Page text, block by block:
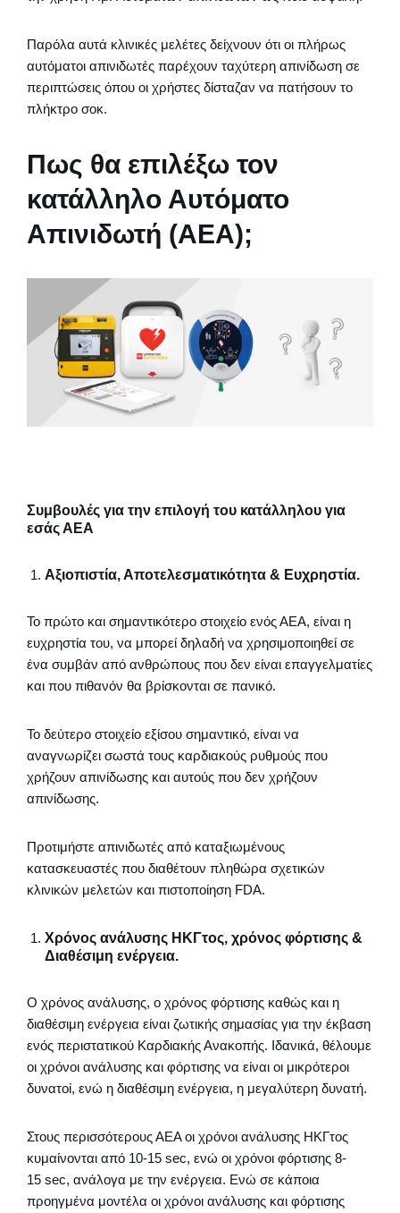
Παρόλα αυτά κλινικές μελέτες δείχνουν ότι οι πλήρως
αυτόματοι απινιδωτές παρέχουν ταχύτερη απινίδωση σε
περιπτώσεις όπου οι χρήστες δίσταζαν να πατήσουν το
πλήκτρο σοκ.
Πως θα επιλέξω τον
κατάλληλο Αυτόματο
Απινιδωτή (ΑΕΑ);
Συμβουλές για την επιλογή του κατάλληλου για
εσάς ΑΕΑ
Αξιοπιστία, Αποτελεσματικότητα & Ευχρηστία.
Το πρώτο και σημαντικότερο στοιχείο ενός ΑΕΑ, είναι η
ευχρηστία του, να μπορεί δηλαδή να χρησιμοποιηθεί σε
ένα συμβάν από ανθρώπους που δεν είναι επαγγελματίες
και που πιθανόν θα βρίσκονται σε πανικό.
Το δεύτερο στοιχείο εξίσου σημαντικό, είναι να
αναγνωρίζει σωστά τους καρδιακούς ρυθμούς που
χρήζουν απινίδωσης και αυτούς που δεν χρήζουν
απινίδωσης.
Προτιμήστε απινιδωτές από καταξιωμένους
κατασκευαστές που διαθέτουν πληθώρα σχετικών
κλινικών μελετών και πιστοποίηση FDA.
Χρόνος ανάλυσης ΗΚΓτος, χρόνος φόρτισης &
Διαθέσιμη ενέργεια.
Ο χρόνος ανάλυσης, ο χρόνος φόρτισης καθώς και η
διαθέσιμη ενέργεια είναι ζωτικής σημασίας για την έκβαση
ενός περιστατικού Καρδιακής Ανακοπής. Ιδανικά, θέλουμε
οι χρόνοι ανάλυσης και φόρτισης να είναι οι μικρότεροι
δυνατοί, ενώ η διαθέσιμη ενέργεια, η μεγαλύτερη δυνατή.
Στους περισσότερους ΑΕΑ οι χρόνοι ανάλυσης ΗΚΓτος
κυμαίνονται από 10-15 sec, ενώ οι χρόνοι φόρτισης 8-
15 sec, ανάλογα με την ενέργεια. Ενώ σε κάποια
προηγμένα μοντέλα οι χρόνοι ανάλυσης και φόρτισης